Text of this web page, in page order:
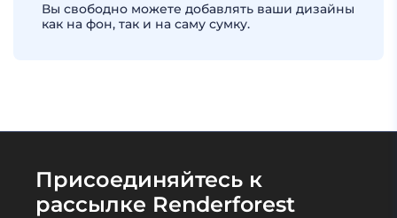
Вы свободно можете добавлять ваши дизайны
как на фон, так и на саму сумку.
Присоединяйтесь к
рассылке Renderforest